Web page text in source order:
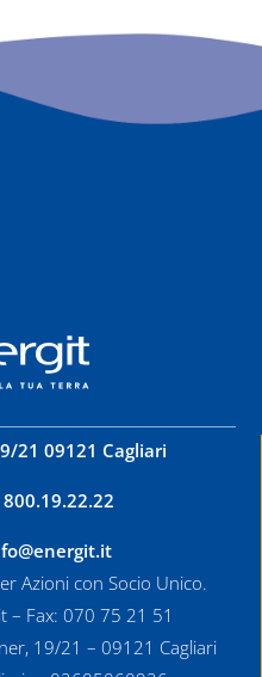
21 09121 Cagliari
800.19.22.22
Azioni con Socio Unico.
– Fax: 070 75 21 51
19/21 – 09121 Cagliari